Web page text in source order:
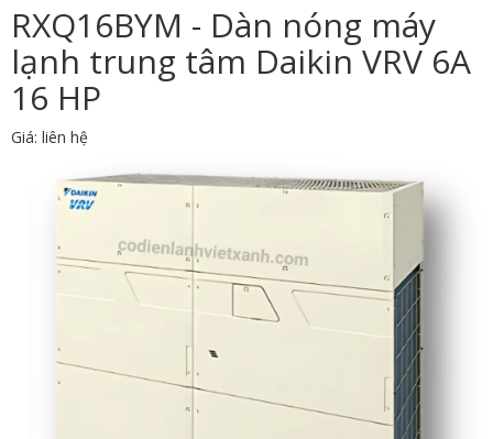
RXQ16BYM - Dàn nóng máy
lạnh trung tâm Daikin VRV 6A
16 HP
Giá: liên hệ